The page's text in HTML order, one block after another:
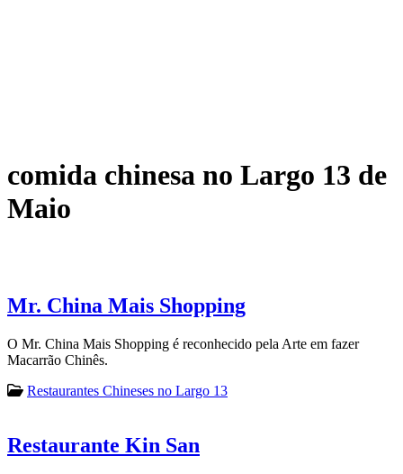
comida chinesa no Largo 13 de
Maio
Mr. China Mais Shopping
O Mr. China Mais Shopping é reconhecido pela Arte em fazer
Macarrão Chinês.
Restaurantes Chineses no Largo 13
Restaurante Kin San